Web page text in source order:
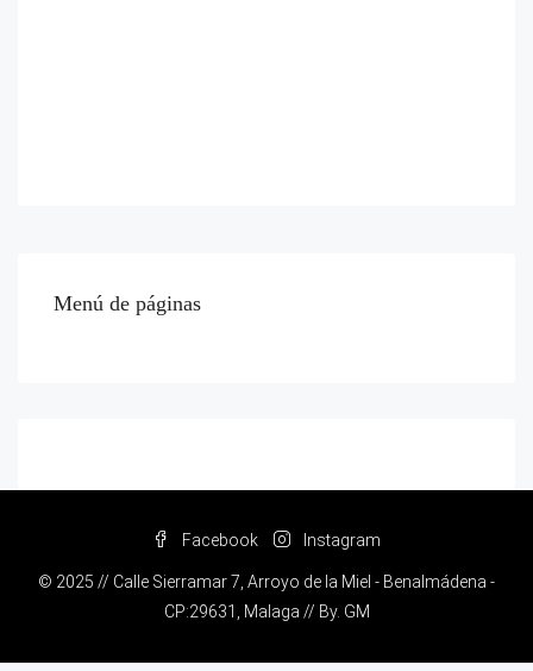
Menú de páginas
Facebook Instagram
© 2025 // Calle Sierramar 7, Arroyo de la Miel - Benalmádena -
CP:29631, Malaga // By. GM